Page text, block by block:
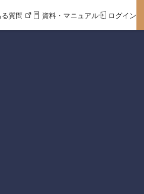
質問 資料・マニュアル ログイン